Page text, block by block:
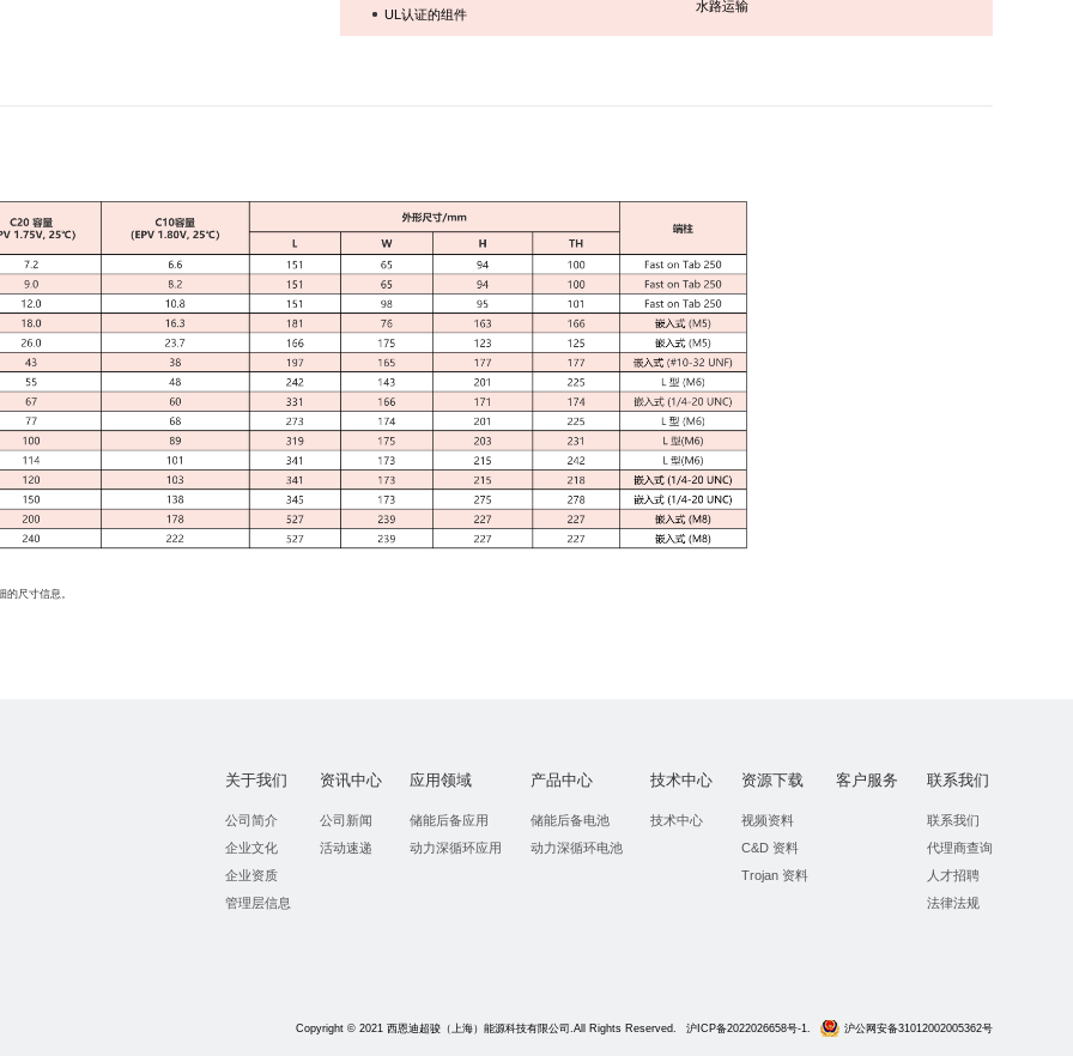
UL认证的组件
水路运输
尺寸信息。
关于我们
公司简介
企业文化
企业资质
管理层信息
资讯中心
公司新闻
活动速递
应用领域
储能后备应用
动力深循环应用
产品中心
储能后备电池
动力深循环电池
技术中心
技术中心
资源下载
视频资料
C&D 资料
Trojan 资料
客户服务 联系我们
联系我们
代理商查询
人才招聘
法律法规
Copyright © 2021 西恩迪超骏（上海）能源科技有限公司.All Rights Reserved. 沪ICP备2022026658号-1. 沪公网安备31012002005362号